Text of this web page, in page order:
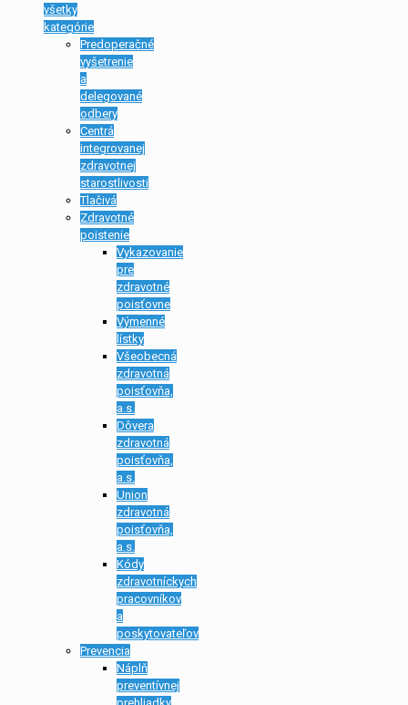
všetky
kategórie
Predoperačné
vyšetrenie
a
delegované
odbery
Centrá
integrovanej
zdravotnej
starostlivosti
Tlačivá
Zdravotné
poistenie
Vykazovanie
pre
zdravotné
poisťovne
Výmenné
lístky
Všeobecná
zdravotná
poisťovňa,
a.s.
Dôvera
zdravotná
poisťovňa,
a.s.
Union
zdravotná
poisťovňa,
a.s.
Kódy
zdravotníckych
pracovníkov
a
poskytovateľov
Prevencia
Náplň
preventívnej